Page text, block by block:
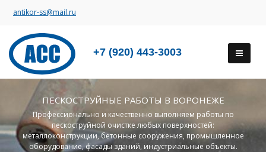
antikor-ss@mail.ru
+7 (920) 443-3003
ПЕСКОСТРУЙНЫЕ РАБОТЫ В ВОРОНЕЖЕ
Профессионально и качественно выполняем работы по
пескоструйной очистке любых поверхностей:
металлоконструкции, бетонные сооружения, промышленное
оборудование, фасады зданий, индустриальные объекты.